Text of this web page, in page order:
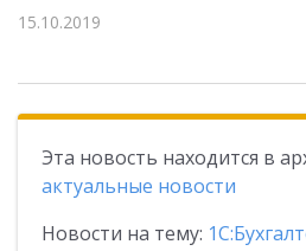
15.10.2019
Эта новость находится в
актуальные новости
Новости на тему: